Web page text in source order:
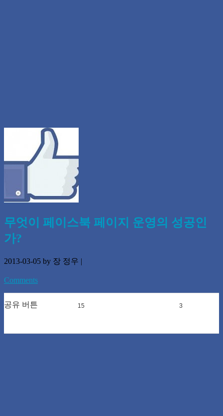
무엇이 페이스북 페이지 운영의 성공인
가?
2013-03-05 by 장 정우 |
Comments
공유 버튼 15 3